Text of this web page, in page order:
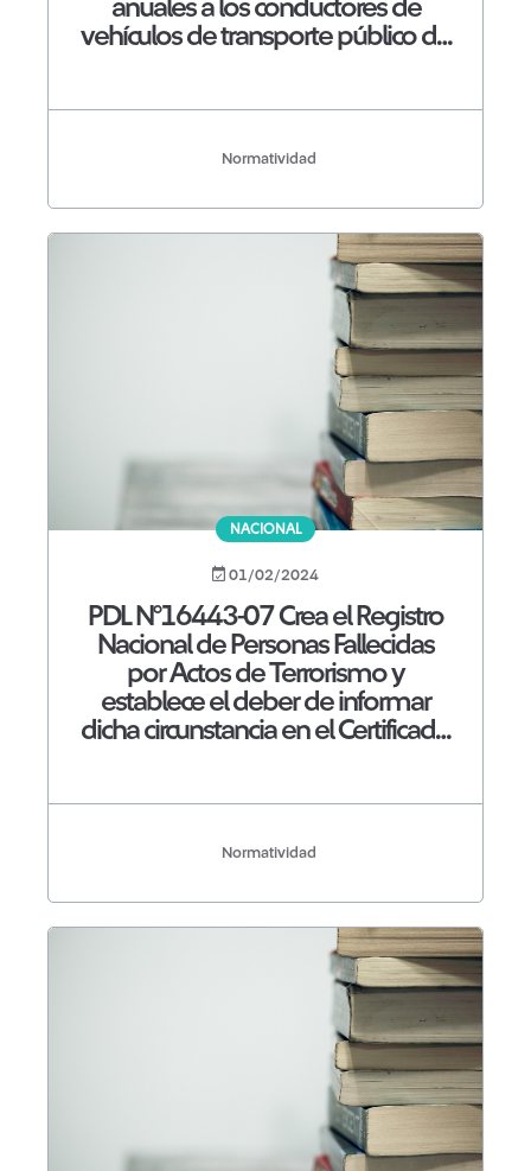
anuales a los conductores de
vehículos de transporte público de
Normatividad
NACIONAL
01/02/2024
PDL N°16443-07 Crea el Registro
Nacional de Personas Fallecidas
por Actos de Terrorismo y
establece el deber de informar
dicha circunstancia en el Certificado
Normatividad